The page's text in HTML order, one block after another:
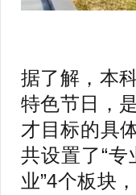
据了解，本
特色节日，
才目标的具
共设置了“专
业”4个板块